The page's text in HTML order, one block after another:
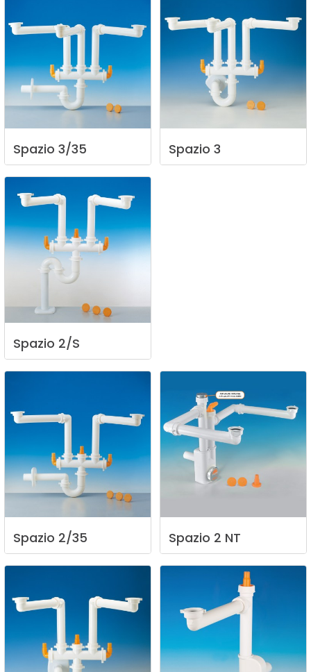
Spazio 3/35 Spazio 3
Spazio 2/S
Spazio 2/35 Spazio 2 NT